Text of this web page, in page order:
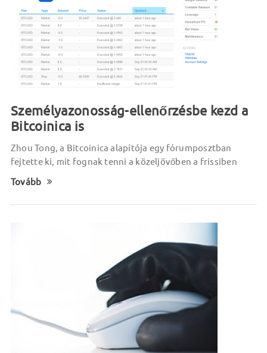
Személyazonosság-ellenőrzésbe kezd a
Bitcoinica is
Zhou Tong, a Bitcoinica alapítója egy fórumposztban
fejtette ki, mit fognak tenni a közeljövőben a frissiben
Tovább